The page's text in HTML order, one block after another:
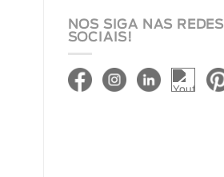
NOS SIGA NAS REDES
SOCIAIS!